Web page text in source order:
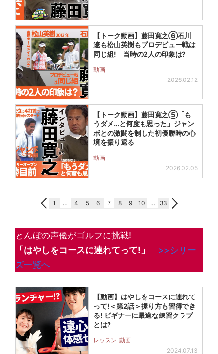
【トーク動画】藤田寛之⑥石川
遼も松山英樹もプロデビュー戦は
同じ組! 当時の2人の印象は?
動画
2026.02.12
【トーク動画】藤田寛之⑤「も
うダメ…と何度も思った」ジャン
ボとの激闘を制した初優勝時の心
境を振り返る
動画
2026.02.05
1 … 4 5 6 7 8 9 10 … 33
とんぼの声優がゴルフに挑戦!
「はやしをコースに連れてって!」
>>シリー
ズ一覧へ
【動画】はやしをコースに連れて
って!＜第2話＞握り方も習得でき
る! ビギナーに最適な練習クラブ
とは?
レッスン 動画
2024.07.13